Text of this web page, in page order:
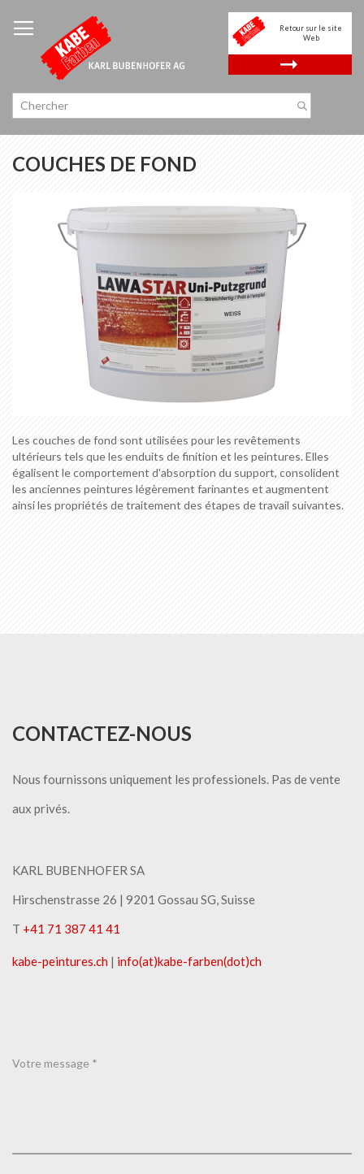
au
contenu
Retour sur le site
Web
.
COUCHES DE FOND
Les couches de fond sont utilisées pour les revêtements
ultérieurs tels que les enduits de finition et les peintures. Elles
égalisent le comportement d'absorption du support, consolident
les anciennes peintures légèrement farinantes et augmentent
ainsi les propriétés de traitement des étapes de travail suivantes.
CONTACTEZ-NOUS
Nous fournissons uniquement les professionels. Pas de vente
aux privés.
KARL BUBENHOFER SA
Hirschenstrasse 26 | ​9201 Gossau SG, Suisse
T +41 71 387 41 41
kabe-peintures.ch | info(at)kabe-​farben(dot)ch